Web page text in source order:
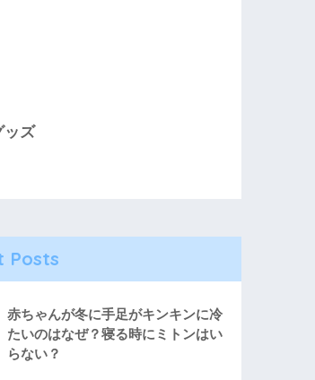
ッズ
Posts
赤ちゃんが冬に手足がキンキンに冷
たいのはなぜ？寝る時にミトンはい
らない？